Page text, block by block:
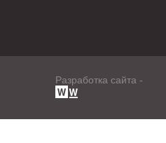
Разработка сайта -